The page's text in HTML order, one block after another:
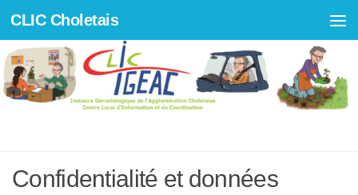
Skip to content
CLIC Choletais
Confidentialité et données